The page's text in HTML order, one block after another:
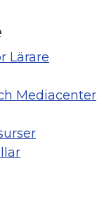
Lärare
Mediacenter